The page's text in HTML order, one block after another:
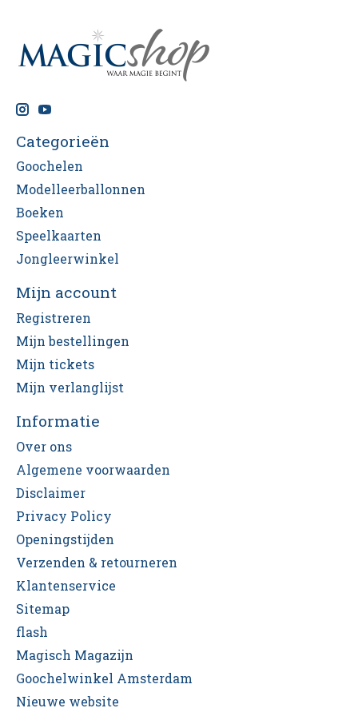
Categorieën
Goochelen
Modelleerballonnen
Boeken
Speelkaarten
Jongleerwinkel
Mijn account
Registreren
Mijn bestellingen
Mijn tickets
Mijn verlanglijst
Informatie
Over ons
Algemene voorwaarden
Disclaimer
Privacy Policy
Openingstijden
Verzenden & retourneren
Klantenservice
Sitemap
flash
Magisch Magazijn
Goochelwinkel Amsterdam
Nieuwe website